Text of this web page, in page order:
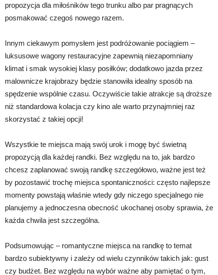
propozycja dla miłośników tego trunku albo par pragnących
posmakować czegoś nowego razem.
Innym ciekawym pomysłem jest podróżowanie pociągiem –
luksusowe wagony restauracyjne zapewnią niezapomniany
klimat i smak wysokiej klasy posiłków; dodatkowo jazda przez
malownicze krajobrazy będzie stanowiła idealny sposób na
spędzenie wspólnie czasu. Oczywiście takie atrakcje są droższe
niż standardowa kolacja czy kino ale warto przynajmniej raz
skorzystać z takiej opcji!
Wszystkie te miejsca mają swój urok i mogę być świetną
propozycją dla każdej randki. Bez względu na to, jak bardzo
chcesz zaplanować swoją randkę szczegółowo, ważne jest też
by pozostawić trochę miejsca spontaniczności: często najlepsze
momenty powstają właśnie wtedy gdy niczego specjalnego nie
planujemy a jednoczesna obecność ukochanej osoby sprawia, że
każda chwila jest szczególna.
Podsumowując – romantyczne miejsca na randkę to temat
bardzo subiektywny i zależy od wielu czynników takich jak: gust
czy budżet. Bez względu na wybór ważne aby pamiętać o tym,